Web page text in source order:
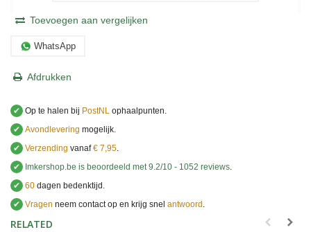
Toevoegen aan vergelijken
WhatsApp
Afdrukken
✔ Op te halen bij PostNL ophaalpunten.
✔ Avondlevering mogelijk.
✔ Verzending vanaf€ 7,95.
✔
Imkershop.be is beoordeeld met9.2/10 - 1052 reviews.
✔ 60 dagen bedenktijd.
✔ Vragen neem contact op en krijg snel antwoord .
RELATED